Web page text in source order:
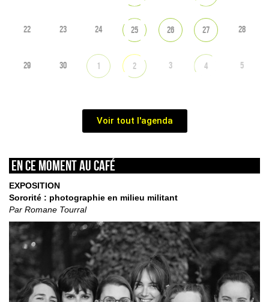
22 23 24 25 26 27 28
29 30 1 2 3 4 5
Voir tout l'agenda
En ce moment au café
EXPOSITION
Sororité : photographie en milieu militant
Par Romane Tourral